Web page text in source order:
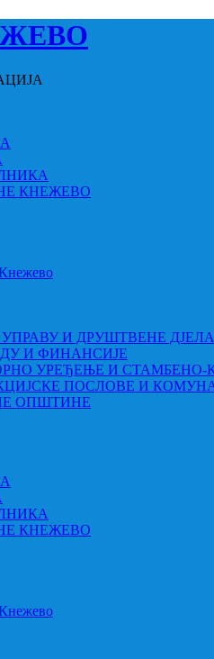
КНЕЖЕВО
И ДРУШТВЕНЕ
И ФИНАНСИЈЕ
УРЕЂЕЊЕ И
ПОСЛОВЕ И
ОПШТИНЕ
КНЕЖЕВО